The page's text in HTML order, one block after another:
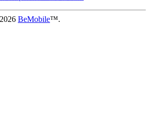
BeMobile™.